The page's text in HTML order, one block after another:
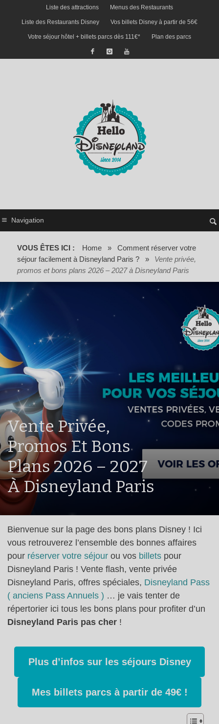
Liste des attractions Menus des Restaurants
Liste des Restaurants Disney Vos billets Disney à partir de 56€
Votre séjour hôtel + billets parcs dès 111€* Plan des parcs
Navigation
VOUS ÊTES ICI : Home »
Comment réserver votre
séjour facilement à Disneyland Paris ?
»
Vente privée,
promos et bons plans 2026 – 2027 à Disneyland Paris
Vente Privée,
Promos Et Bons
Plans 2026 – 2027
À Disneyland Paris
Bienvenue sur la page des bons plans Disney ! Ici
vous retrouverez l’ensemble des bonnes affaires
pour réserver votre séjour ou vos billets pour
Disneyland Paris ! Vente flash, vente privée
Disneyland Paris, offres spéciales, Disneyland Pass
( anciens Pass Annuels ) … je vais tenter de
répertorier ici tous les bons plans pour profiter d’un
Disneyland Paris pas cher !
Plus d’infos sur les séjours Disney
Mes billets parcs à partir de 49€ !